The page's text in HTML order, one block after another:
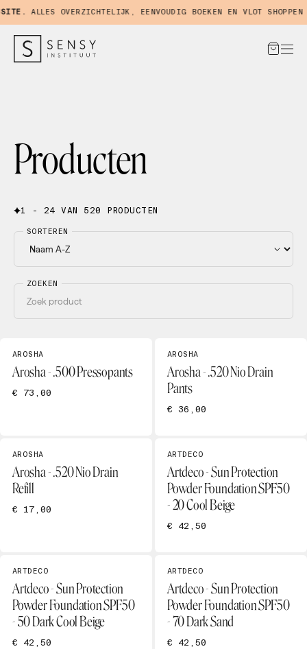
ALLES OVERZICHTELIJK, EENVOUDIG BOEKEN EN VLOT SHOPPEN IN
Producten
1 - 24 VAN 520 PRODUCTEN
ZOEKEN
SORTEREN
AROSHA
Arosha - .500 Pressopants
€ 73,00
AROSHA
Arosha - .520 Nio Drain
Pants
€ 36,00
AROSHA
Arosha - .520 Nio Drain
Refill
€ 17,00
ARTDECO
Artdeco - Sun Protection
Powder Foundation SPF50
- 20 Cool Beige
€ 42,50
ARTDECO
Artdeco - Sun Protection
Powder Foundation SPF50
- 50 Dark Cool Beige
€ 42,50
ARTDECO
Artdeco - Sun Protection
Powder Foundation SPF50
- 70 Dark Sand
€ 42,50